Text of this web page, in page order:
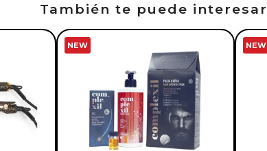
También te puede interesar
NEW NEW